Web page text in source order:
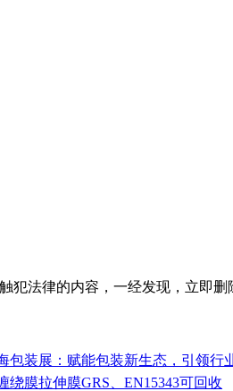
法律的内容，一经发现，立即
包装展：赋能包装新生态，引领行
绕膜拉伸膜GRS、EN15343可回收